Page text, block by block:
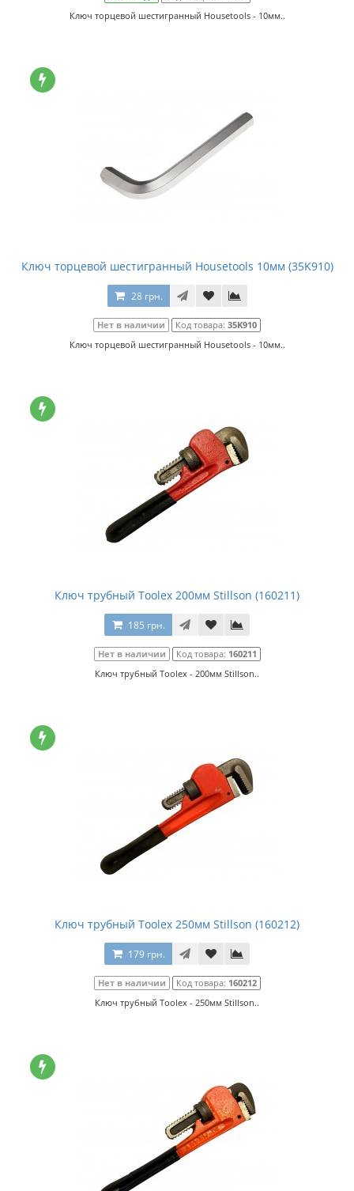
Ключ торцевой шестигранный Housetools - 10мм..
Ключ торцевой шестигранный Housetools 10мм (35K910)
28 грн.
Нет в наличии Код товара: 35K910
Ключ торцевой шестигранный Housetools - 10мм..
Ключ трубный Toolex 200мм Stillson (160211)
185 грн.
Нет в наличии Код товара: 160211
Ключ трубный Toolex - 200мм Stillson..
Ключ трубный Toolex 250мм Stillson (160212)
179 грн.
Нет в наличии Код товара: 160212
Ключ трубный Toolex - 250мм Stillson..